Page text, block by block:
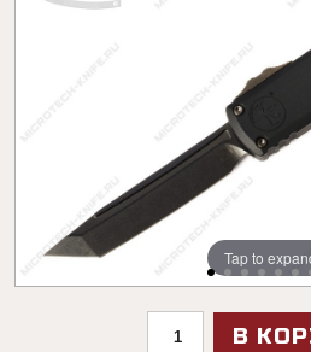
Tap to
Tap to
Tap to
Tap to
Tap to
Tap to
Tap to
Tap to
В